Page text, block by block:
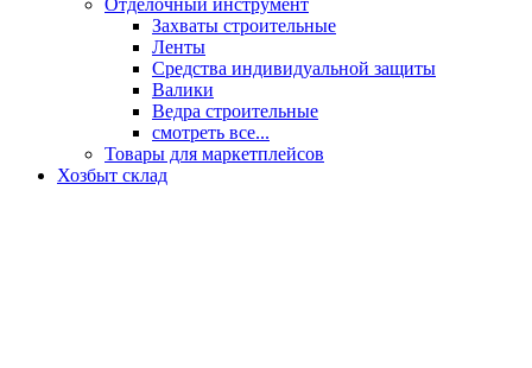
Отделочный инструмент
Захваты строительные
Ленты
Средства индивидуальной защиты
Валики
Ведра строительные
смотреть все...
Товары для маркетплейсов
Хозбыт склад